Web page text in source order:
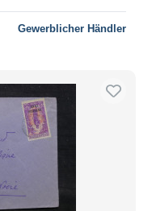
Gewerblicher Händler